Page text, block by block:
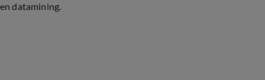
en datamining.